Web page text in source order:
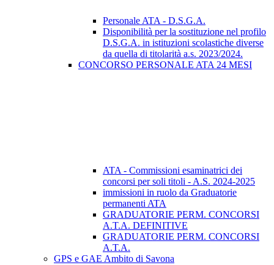
Personale ATA - D.S.G.A.
Disponibilità per la sostituzione nel profilo
D.S.G.A. in istituzioni scolastiche diverse
da quella di titolarità a.s. 2023/2024.
CONCORSO PERSONALE ATA 24 MESI
ATA - Commissioni esaminatrici dei
concorsi per soli titoli - A.S. 2024-2025
immissioni in ruolo da Graduatorie
permanenti ATA
GRADUATORIE PERM. CONCORSI
A.T.A. DEFINITIVE
GRADUATORIE PERM. CONCORSI
A.T.A.
GPS e GAE Ambito di Savona